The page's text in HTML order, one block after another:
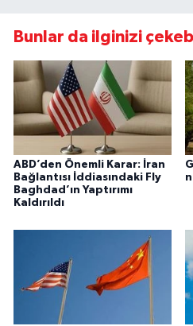
Bunlar da ilginizi
ABD’den Önemli Karar: İran
Bağlantısı İddiasındaki Fly
Baghdad’ın Yaptırımı
Kaldırıldı